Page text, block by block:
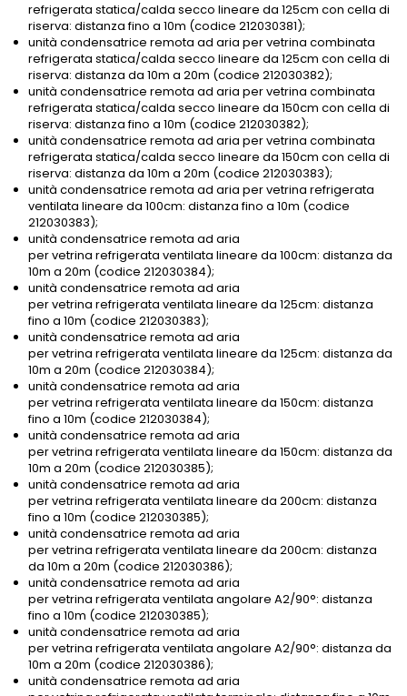
refrigerata statica/calda secco lineare da 125cm con cella di
riserva: distanza fino a 10m (codice 212030381);
unità condensatrice remota ad aria per vetrina combinata
refrigerata statica/calda secco lineare da 125cm con cella di
riserva: distanza da 10m a 20m (codice 212030382);
unità condensatrice remota ad aria per vetrina combinata
refrigerata statica/calda secco lineare da 150cm con cella di
riserva: distanza fino a 10m (codice 212030382);
unità condensatrice remota ad aria per vetrina combinata
refrigerata statica/calda secco lineare da 150cm con cella di
riserva: distanza da 10m a 20m (codice 212030383);
unità condensatrice remota ad aria per vetrina refrigerata
ventilata lineare da 100cm: distanza fino a 10m (codice
212030383);
unità condensatrice remota ad aria
per vetrina refrigerata ventilata lineare da 100cm: distanza da
10m a 20m (codice 212030384);
unità condensatrice remota ad aria
per vetrina refrigerata ventilata lineare da 125cm: distanza
fino a 10m (codice 212030383);
unità condensatrice remota ad aria
per vetrina refrigerata ventilata lineare da 125cm: distanza da
10m a 20m (codice 212030384);
unità condensatrice remota ad aria
per vetrina refrigerata ventilata lineare da 150cm: distanza
fino a 10m (codice 212030384);
unità condensatrice remota ad aria
per vetrina refrigerata ventilata lineare da 150cm: distanza da
10m a 20m (codice 212030385);
unità condensatrice remota ad aria
per vetrina refrigerata ventilata lineare da 200cm: distanza
fino a 10m (codice 212030385);
unità condensatrice remota ad aria
per vetrina refrigerata ventilata lineare da 200cm: distanza
da 10m a 20m (codice 212030386);
unità condensatrice remota ad aria
per vetrina refrigerata ventilata angolare A2/90°: distanza
fino a 10m (codice 212030385);
unità condensatrice remota ad aria
per vetrina refrigerata ventilata angolare A2/90°: distanza da
10m a 20m (codice 212030386);
unità condensatrice remota ad aria